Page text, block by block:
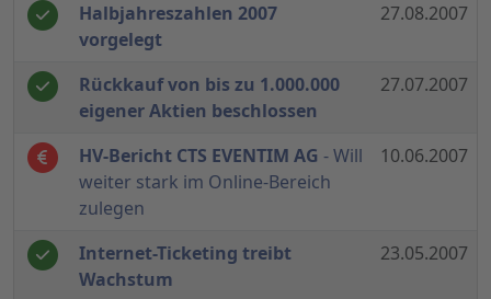
Halbjahreszahlen 2007
vorgelegt
27.08.2007
Rückkauf von bis zu 1.000.000
eigener Aktien beschlossen
27.07.2007
HV-Bericht CTS EVENTIM AG - Will
weiter stark im Online-Bereich
zulegen
10.06.2007
Internet-Ticketing treibt
Wachstum
23.05.2007